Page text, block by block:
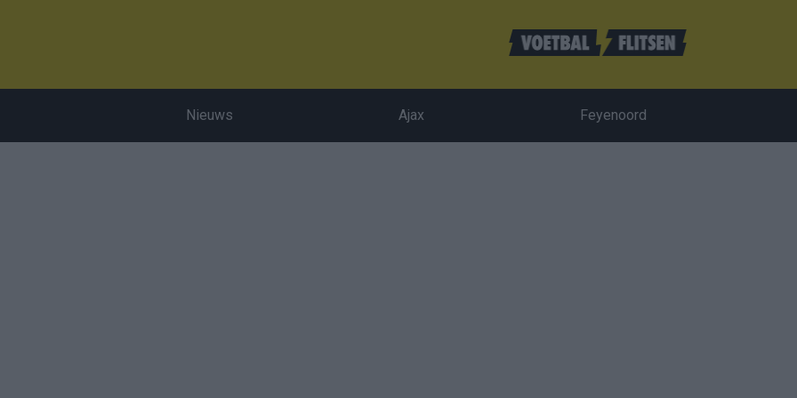
Nieuws Ajax Feyenoord